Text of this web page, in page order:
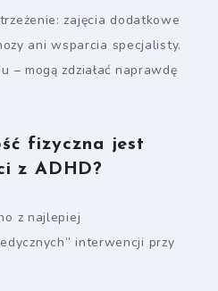
zajęcia dodatkowe
ani wsparcia specjalisty.
– mogą zdziałać naprawdę
fizyczna jest
z ADHD?
z najlepiej
interwencji przy